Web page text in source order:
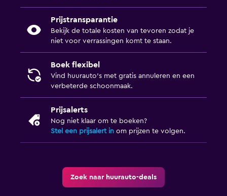
Prijstransparantie
Bekijk de totale kosten van tevoren zodat je
niet voor verrassingen komt te staan.
Boek flexibel
Vind huurauto's met gratis annuleren en een
verbeterde schoonmaak.
Prijsalerts
Nog niet klaar om te boeken?
Stel een prijsalert in om prijzen te volgen.
Zoek naar huurauto-deals